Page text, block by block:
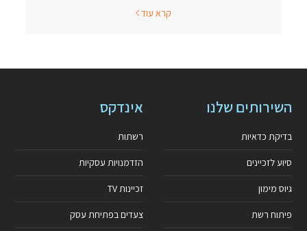
קרא עוד
השירותים שלנו
בדיקת כדאיות
סיוע לזכיינים
גיוס מימון
פיתוח רשת
אינדקס
רשתות
הזדמנויות עסקיות
זכיינות TV
צעדים בפתיחת עסק